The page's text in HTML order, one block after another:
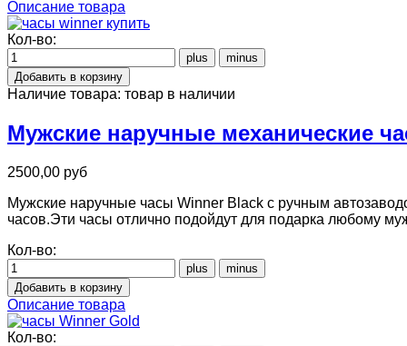
Описание товара
Кол-во:
Наличие товара: товар в наличии
Мужские наручные механические
2500,00 руб
Мужские наручные часы Winner Black с ручным
часов.Эти часы отлично подойдут для подарка любому
Кол-во:
Описание товара
Кол-во: